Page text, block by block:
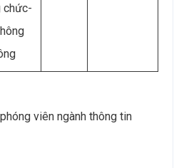
chức-
viên ngành thông tin